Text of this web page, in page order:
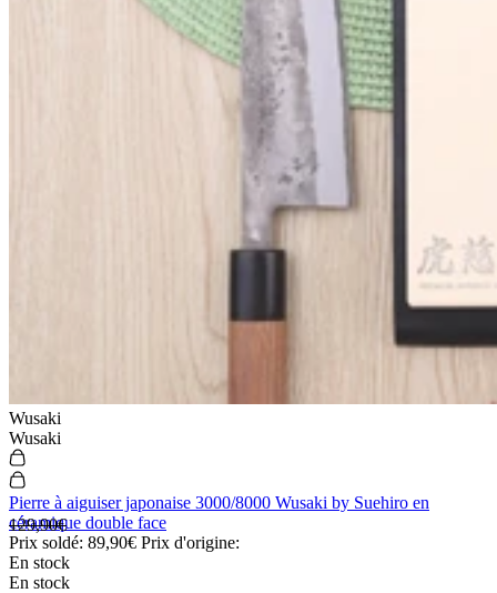
Wusaki
Wusaki
Pierre à aiguiser japonaise 3000/8000 Wusaki by Suehiro en
céramique double face
Prix soldé: 89,90€ Prix d'origine:
129,90€
En stock
En stock